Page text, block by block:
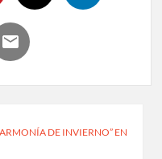
DE INVIERNO” EN